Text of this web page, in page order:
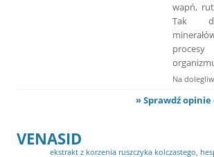
wapń,
Tak
Na
» Sprawdź opinie
VENASID
ekstrakt z korzenia ruszczyka kolczastego